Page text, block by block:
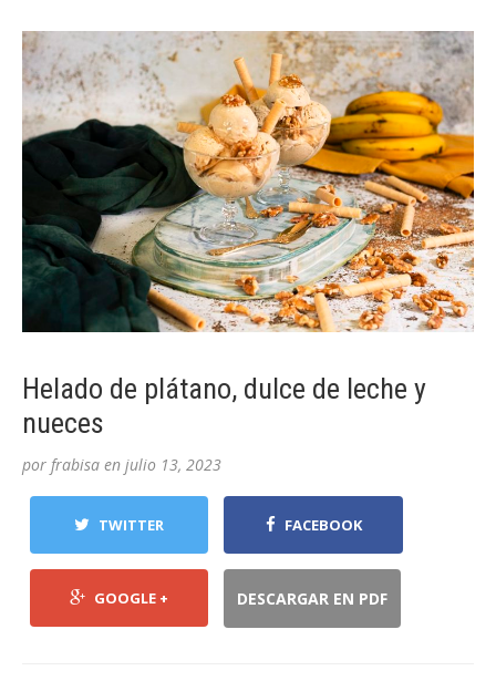
Helado de plátano, dulce de leche y
nueces
por frabisa en julio 13, 2023
TWITTER FACEBOOK
GOOGLE + DESCARGAR EN PDF